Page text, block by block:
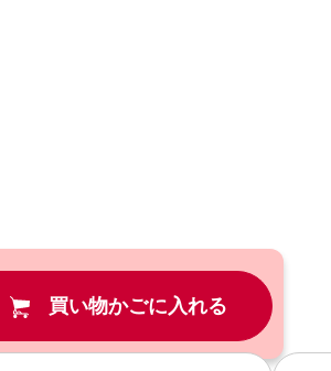
買い物かごに入れる